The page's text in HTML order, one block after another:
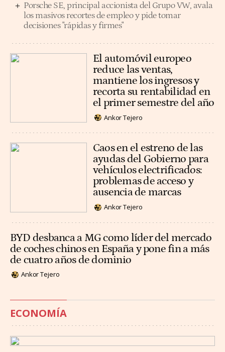
Porsche SE, principal accionista del Grupo VW, avala
los masivos recortes de empleo y pide tomar
decisiones "rápidas y firmes"
El automóvil europeo
reduce las ventas,
mantiene los ingresos y
recorta su rentabilidad en
el primer semestre del año
Ankor Tejero
Caos en el estreno de las
ayudas del Gobierno para
vehículos electrificados:
problemas de acceso y
ausencia de marcas
Ankor Tejero
BYD desbanca a MG como líder del mercado
de coches chinos en España y pone fin a más
de cuatro años de dominio
Ankor Tejero
ECONOMÍA